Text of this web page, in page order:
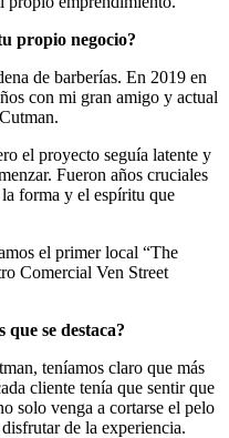
propio negocio?
de barberías. En 2019 en
con mi gran amigo y actual
el proyecto seguía latente y
Fueron años cruciales
forma y el espíritu que
el primer local “The
Comercial Ven Street
se destaca?
teníamos claro que más
cliente tenía que sentir que
solo venga a cortarse el pelo
de la experiencia.